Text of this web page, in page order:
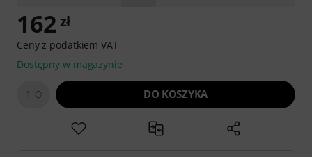
162 zł
Ceny z podatkiem VAT
Dostępny w magazynie
1 DO KOSZYKA